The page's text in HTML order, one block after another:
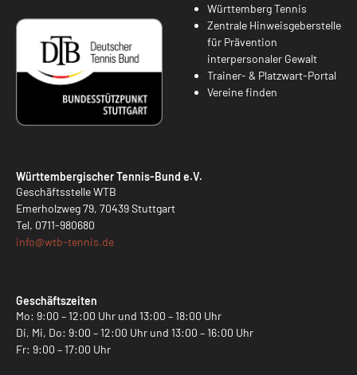
Württemberg Tennis
Zentrale Hinweisgeberstelle
für Prävention
interpersonaler Gewalt
Trainer- & Platzwart-Portal
Vereine finden
Württembergischer Tennis-Bund e.V.
Geschäftsstelle WTB
Emerholzweg 79, 70439 Stuttgart
Tel. 0711-980680
info@wtb-tennis.de
Geschäftszeiten
Mo: 9:00 – 12:00 Uhr und 13:00 – 18:00 Uhr
Di, Mi, Do: 9:00 – 12:00 Uhr und 13:00 – 16:00 Uhr
Fr: 9:00 – 17:00 Uhr